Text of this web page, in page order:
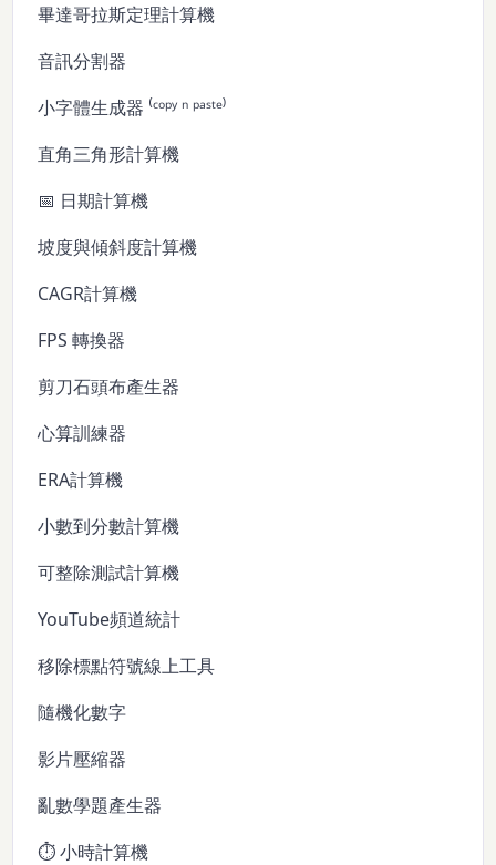
畢達哥拉斯定理計算機
音訊分割器
小字體生成器 ⁽ᶜᵒᵖʸ ⁿ ᵖᵃˢᵗᵉ⁾
直角三角形計算機
📅 日期計算機
坡度與傾斜度計算機
CAGR計算機
FPS 轉換器
剪刀石頭布產生器
心算訓練器
ERA計算機
小數到分數計算機
可整除測試計算機
YouTube頻道統計
移除標點符號線上工具
隨機化數字
影片壓縮器
亂數學題產生器
⏱️ 小時計算機